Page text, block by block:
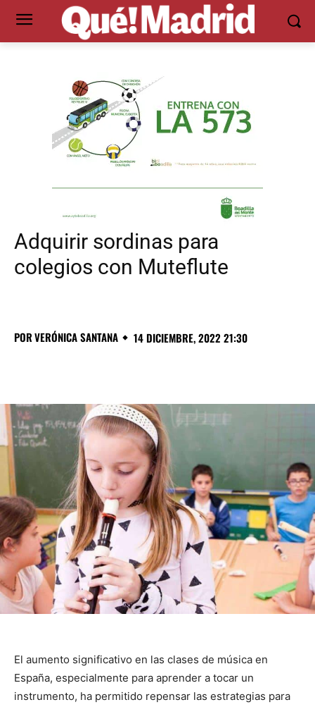
Adquirir sordinas para
colegios con Muteflute
PORVERÓNICA SANTANA 14 DICIEMBRE, 2022 21:30
El aumento significativo en las clases de música en
España, especialmente para aprender a tocar un
instrumento, ha permitido repensar las estrategias para